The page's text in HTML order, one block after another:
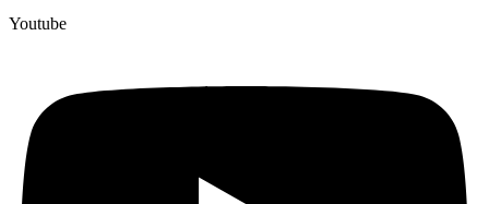
Youtube